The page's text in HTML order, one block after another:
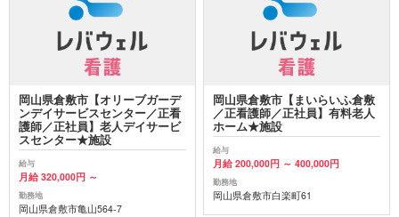
岡山県倉敷市【オリーブガーデ
ンデイサービスセンター／正看
護師／正社員】老人デイサービ
スセンター★施設
給与
月給 320,000円 ～
勤務地
岡山県倉敷市亀山564-7
岡山県倉敷市【まいらいふ倉敷
／正看護師／正社員】有料老人
ホーム★施設
給与
月給 200,000円 ～ 400,000円
勤務地
岡山県倉敷市白楽町61